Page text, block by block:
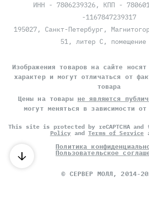
ИНН - 7806239326, КПП -
-1167847239317
195027, Санкт-Петербург,
51, литер С, помещение
Изображения товаров на сайте носят
характер и могут отличаться от
товара
Цены на товары не являются
могут меняться в зависимости
This site is protected by reCAPTCHA and
Policy andTerms of Service
Политика
Пользовательское
© СЕРВЕР МОЛЛ, 2014-